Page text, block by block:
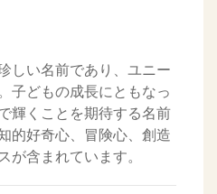
しい名前であり、ユニー
子どもの成長にともなっ
輝くことを期待する名前
的好奇心、冒険心、創造
が含まれています。